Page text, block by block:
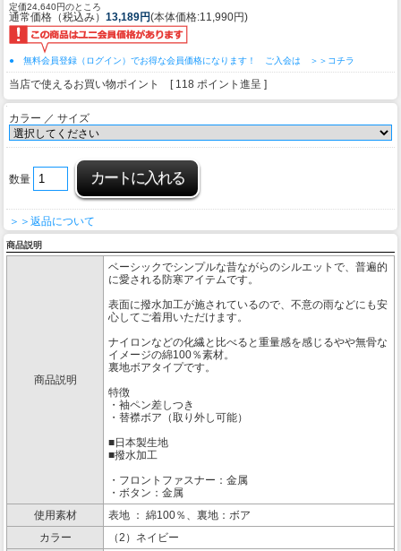
定価24,640円のところ
通常価格（税込み） 13,189円(本体価格:11,990円)
● 無料会員登録（ログイン）でお得な会員価格になります！ ご入会は ＞＞コチラ
当店で使えるお買い物ポイント [ 118 ポイント進呈 ]
カラー ／ サイズ
数量
＞＞返品について
商品説明
商品説明
ベーシックでシンプルな昔ながらのシルエットで、普遍的
に愛される防寒アイテムです。
表面に撥水加工が施されているので、不意の雨などにも安
心してご着用いただけます。
ナイロンなどの化繊と比べると重量感を感じるやや無骨な
イメージの綿100％素材。
裏地ボアタイプです。
特徴
・袖ペン差しつき
・替襟ボア（取り外し可能）
■日本製生地
■撥水加工
・フロントファスナー：金属
・ボタン：金属
使用素材
表地 ： 綿100％、裏地：ボア
カラー
（2）ネイビー